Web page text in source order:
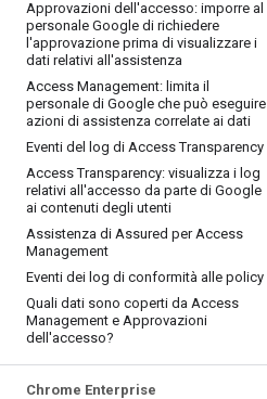
Approvazioni dell'accesso: imporre al
personale Google di richiedere
l'approvazione prima di visualizzare i
dati relativi all'assistenza
Access Management: limita il
personale di Google che può eseguire
azioni di assistenza correlate ai dati
Eventi del log di Access Transparency
Access Transparency: visualizza i log
relativi all'accesso da parte di Google
ai contenuti degli utenti
Assistenza di Assured per Access
Management
Eventi dei log di conformità alle policy
Quali dati sono coperti da Access
Management e Approvazioni
dell'accesso?
Chrome Enterprise